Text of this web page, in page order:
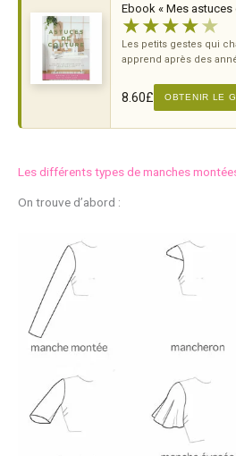
Ebook « Mes astuces
★★★★★
Les petits gestes qui
apprend après des
8.60£ OBTENIR LE
Les différents types de manches
On trouve d’abord :